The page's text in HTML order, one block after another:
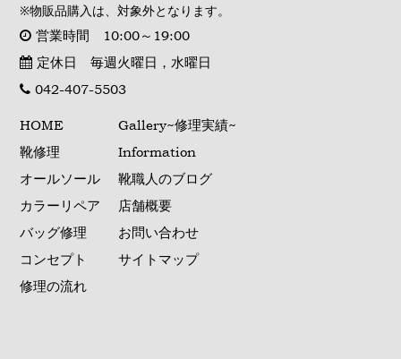
※物販品購入は、対象外となります。
営業時間 10:00～19:00
定休日 毎週火曜日，水曜日
042-407-5503
HOME
靴修理
オールソール
カラーリペア
バッグ修理
コンセプト
修理の流れ
Gallery~修理実績~
Information
靴職人のブログ
店舗概要
お問い合わせ
サイトマップ